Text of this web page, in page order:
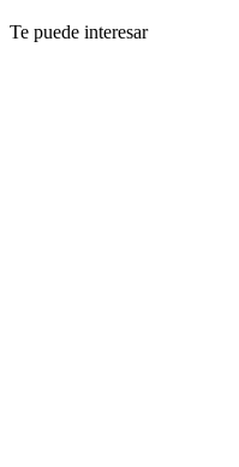
Te puede interesar